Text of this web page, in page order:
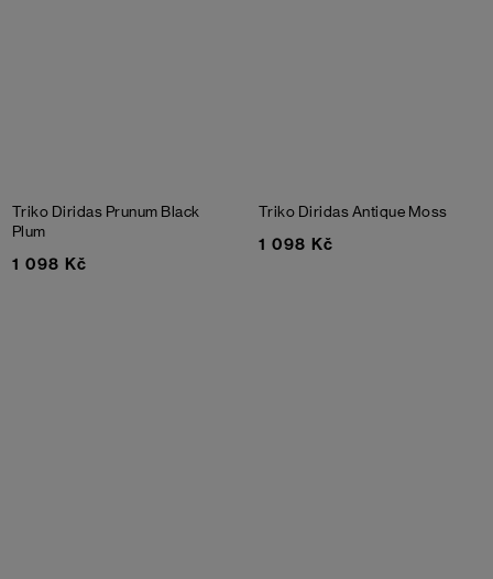
Triko Diridas Prunum Black
Plum
1 098 Kč
Triko DiridasAntique Moss
1 098 Kč